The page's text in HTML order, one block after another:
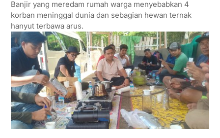
Banjir yang meredam rumah warga menyebabkan 4
korban meninggal dunia dan sebagian hewan ternak
hanyut terbawa arus.